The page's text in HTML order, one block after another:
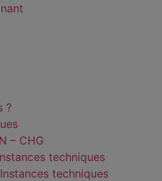
?
– CHG
techniques
techniques